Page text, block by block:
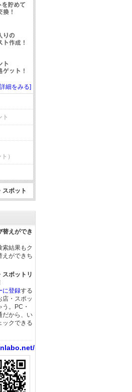
細をみる]
ト
）
スポット
替えができ
索結果もク
えができち
スポットリ
に登録する
店・スポッ
う。PC・
だから、い
ックできる